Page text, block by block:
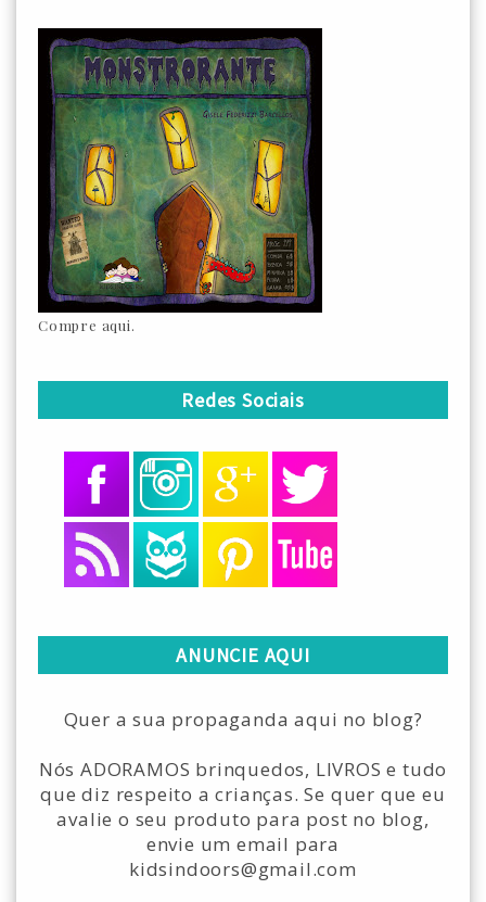
Compre aqui.
Redes Sociais
ANUNCIE AQUI
Quer a sua propaganda aqui no blog?
Nós ADORAMOS brinquedos, LIVROS e tudo
que diz respeito a crianças. Se quer que eu
avalie o seu produto para post no blog,
envie um email para
kidsindoors@gmail.com